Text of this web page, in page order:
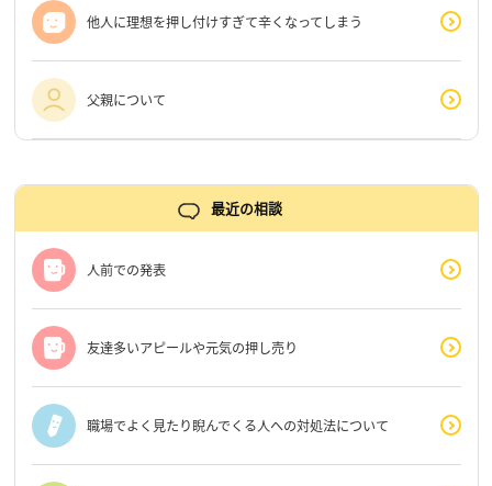
他人に理想を押し付けすぎて辛くなってしまう
父親について
最近の相談
人前での発表
友達多いアピールや元気の押し売り
職場でよく見たり睨んでくる人への対処法について